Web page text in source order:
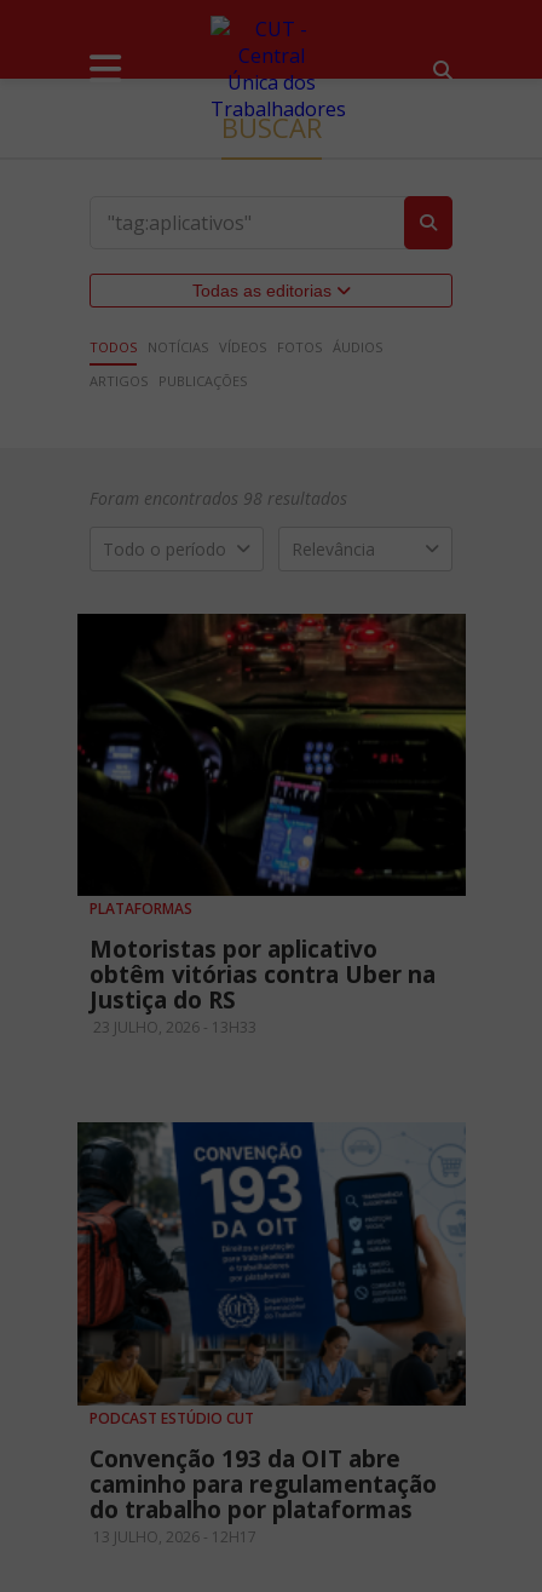
BUSCAR
Todas as editorias
TODOS NOTÍCIAS VÍDEOS FOTOS ÁUDIOS
ARTIGOS
PUBLICAÇÕES
Foram encontrados 98 resultados
Todo o período Relevância
PLATAFORMAS
Motoristas por aplicativo
obtêm vitórias contra Uber na
Justiça do RS
23 JULHO, 2026 - 13H33
PODCAST ESTÚDIO CUT
Convenção 193 da OIT abre
caminho para regulamentação
do trabalho por plataformas
13 JULHO, 2026 - 12H17